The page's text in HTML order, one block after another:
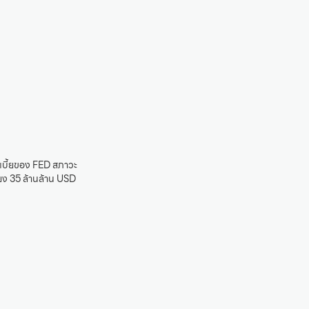
ยของ FED สภาวะ
35 ล้านล้าน USD